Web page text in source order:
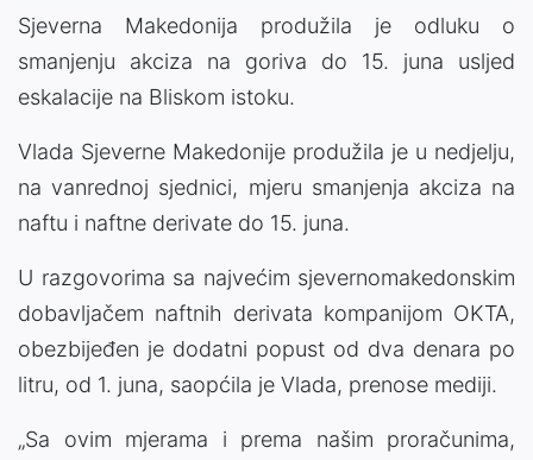
Sjeverna Makedonija produžila je odluku o
smanjenju akciza na goriva do 15. juna usljed
eskalacije na Bliskom istoku.
Vlada Sjeverne Makedonije produžila je u nedjelju,
na vanrednoj sjednici, mjeru smanjenja akciza na
naftu i naftne derivate do 15. juna.
U razgovorima sa najvećim sjevernomakedonskim
dobavljačem naftnih derivata kompanijom OKTA,
obezbijeđen je dodatni popust od dva denara po
litru, od 1. juna, saopćila je Vlada, prenose mediji.
„Sa ovim mjerama i prema našim proračunima,